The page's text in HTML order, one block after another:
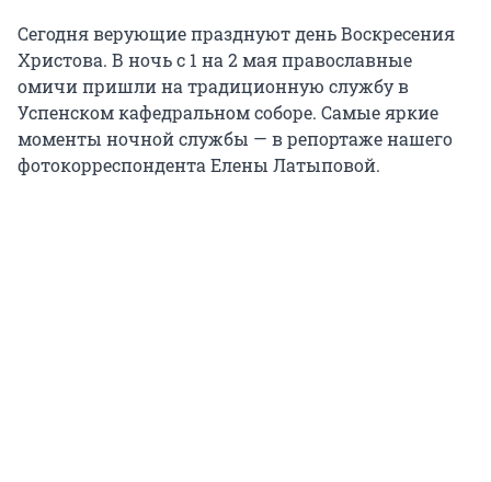
Сегодня верующие празднуют день Воскресения
Христова. В ночь с 1 на 2 мая православные
омичи пришли на традиционную службу в
Успенском кафедральном соборе. Самые яркие
моменты ночной службы — в репортаже нашего
фотокорреспондента Елены Латыповой.